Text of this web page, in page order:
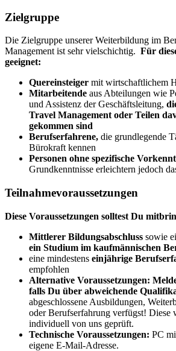
Zielgruppe
Die Zielgruppe unserer Weiterbildung im
Management ist sehr vielschichtig. Für
geeignet:
Quereinsteiger mit wirtschaftlichem
Mitarbeitende aus Abteilungen wie
und Assistenz der Geschäftsleitung,
Travel Management oder Teilen
gekommen sind
Berufserfahrene, die grundlegende
Bürokraft kennen
Personen ohne spezifische
Grundkenntnisse erleichtern jedoch
Teilnahmevoraussetzungen
Diese Voraussetzungen solltest Du
Mittlerer Bildungsabschluss sowie
ein Studium im kaufmännischen
eine mindestens einjährige
empfohlen
Alternative Voraussetzungen:
falls Du über abweichende
abgeschlossene Ausbildungen,
oder Berufserfahrung verfügst! Diese
individuell von uns geprüft.
Technische Voraussetzungen: PC
eigene E-Mail-Adresse.